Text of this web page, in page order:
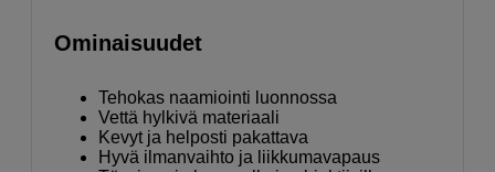
Ominaisuudet
Tehokas naamiointi luonnossa
Vettä hylkivä materiaali
Kevyt ja helposti pakattava
Hyvä ilmanvaihto ja liikkumavapaus